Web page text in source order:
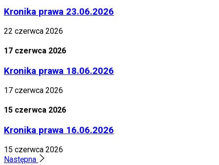
Kronika prawa 23.06.2026
22 czerwca 2026
17 czerwca 2026
Kronika prawa 18.06.2026
17 czerwca 2026
15 czerwca 2026
Kronika prawa 16.06.2026
15 czerwca 2026
Następna